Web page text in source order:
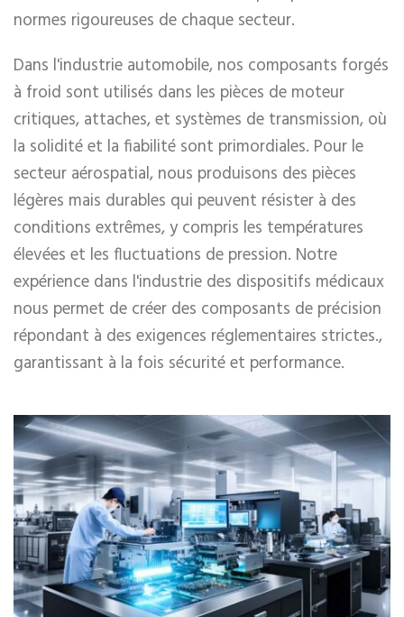
normes rigoureuses de chaque secteur.
Dans l'industrie automobile, nos composants forgés
à froid sont utilisés dans les pièces de moteur
critiques, attaches, et systèmes de transmission, où
la solidité et la fiabilité sont primordiales. Pour le
secteur aérospatial, nous produisons des pièces
légères mais durables qui peuvent résister à des
conditions extrêmes, y compris les températures
élevées et les fluctuations de pression. Notre
expérience dans l'industrie des dispositifs médicaux
nous permet de créer des composants de précision
répondant à des exigences réglementaires strictes.,
garantissant à la fois sécurité et performance.